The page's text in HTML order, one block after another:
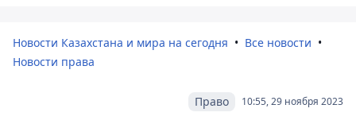
Новости Казахстана и мира на сегодня
Все новости
Новости права
10:55, 29 ноября 2023
Право